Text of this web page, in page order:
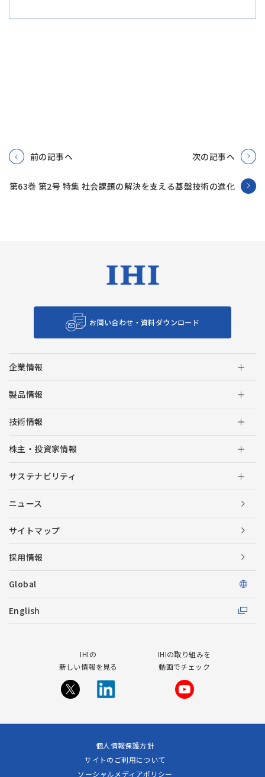
前の記事へ 次の記事へ
第63巻 第2号 特集 社会課題の解決を支える基盤技術の進化
お問い合わせ・資料ダウンロード
企業情報
製品情報
技術情報
株主・投資家情報
サステナビリティ
ニュース
サイトマップ
採用情報
Global
English
IHIの
新しい情報を見る
IHIの取り組みを
動画でチェック
個人情報保護方針
サイトのご利用について
ソーシャルメディアポリシー